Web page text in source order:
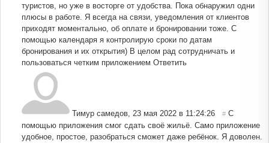
туристов, но уже в восторге от удобства. Пока обнаружил одни
плюсы в работе. Я всегда на связи, уведомления от клиентов
приходят моментально, об оплате и бронировании тоже. С
помощью календаря я контролирую сроки по датам
бронирования и их открытия) В целом рад сотрудничать и
пользоваться четким приложением Ответить
Тимур самедов, 23 мая 2022 в 11:24:26 # С
помощью приложения смог сдать своё жильё. Само приложение
удобное, простое, разобраться сможет даже ребёнок. Я доволен.